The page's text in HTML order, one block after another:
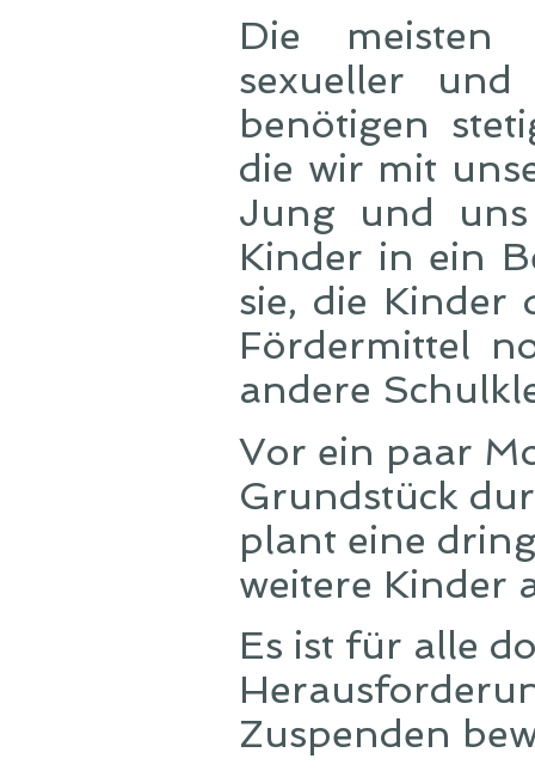
Die meisten
sexueller
benötigen
die wir mit
Jung und
Kinder in ein
sie, die Kinder
Fördermittel
andere
Vor ein paar
Grundstück
plant eine
weitere Kinder
Es ist für alle
Zuspenden